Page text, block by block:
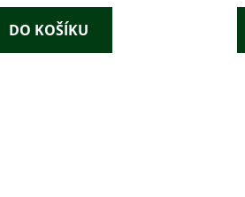
DO KOŠÍKU